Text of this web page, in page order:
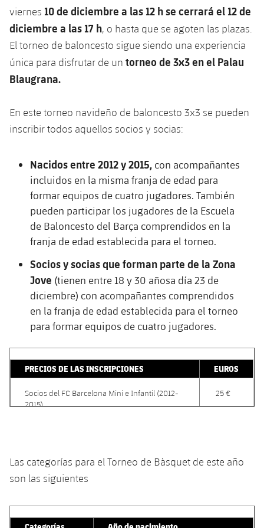
plusicon
Instalaciones
Palau Blaugrana
Estadi Johan Cruyff
Barça Cafe
Ciutat Esportiva
La Masia
plusicon
más
Servicios
Servicios Médicos
Accesibilidad
plusicon
más
Acreditaciones
Instalaciones
SUB13
SUB12
SUB11 A
SUB11 B
SUB10 B
SUB9 A
SUB9 B
SUB8 A
SUB8 B
SUB13 B
SUB12 C
SUB11 C
Entradas
Gameday Shows
Clasificación
Fotos
Historia
Palmarés
Base
Barça Atlètic
Junior
Cadete B
Infantil B
Mini
Campus Verano
PLUSICON
MÁS
Primer Equipo
Calendario
Resultados
Clasificaciones
Jugadores
Fotos
Historia
Palmarés
Actualidad
Calendario
Resultados
Clasificaciones
Jugadores
Fotos
Base
Actualidad
Juvenil
Cadete A
Infantil A
Infantil B
PLUSICON
MÁS
Primer equipo
plusicon
más
Actualidad
Calendario
Entradas
Resultados
Clasificaciones
Jugadors
Fotos
Historia
Barça Atlètic
Actualidad
Calendario
Resultados
Jugadores
Clasificaciones
Base
plusicon
más
Actualidad
Juvenil
Campus Verano
plusicon
más
Resultados
Clasificaciones
Barça Atlètic
plusicon
más
Resultados
Jugadores
Barça C
Información general
plusicon
más
viernes 10 de diciembre a las 12 h se cerrará el 12 de
diciembre a las 17 h, o hasta que se agoten las plazas.
El torneo de baloncesto sigue siendo una experiencia
única para disfrutar de un torneo de 3x3 en el Palau
Blaugrana.
En este torneo navideño de baloncesto 3x3 se pueden
inscribir todos aquellos socios y socias:
Nacidos entre 2012 y 2015, con acompañantes
incluidos en la misma franja de edad para
formar equipos de cuatro jugadores. También
pueden participar los jugadores de la Escuela
de Baloncesto del Barça comprendidos en la
franja de edad establecida para el torneo.
Socios y socias que forman parte de la Zona
Jove (tienen entre 18 y 30 añosa día 23 de
diciembre) con acompañantes comprendidos
en la franja de edad establecida para el torneo
para formar equipos de cuatro jugadores.
PRECIOS DE LAS INSCRIPCIONES EUROS
Socios del FC Barcelona Mini e Infantil (2012-
2015)
25 €
Jugadores de la FCBEscola Bàsquet
Socios y socias del FC Barcelona Categoria
Jove
35 €
Las categorías para el Torneo de Bàsquet de este año
son las siguientes